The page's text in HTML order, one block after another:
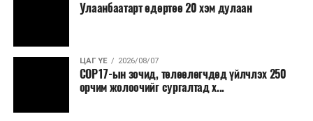
Улаанбаатарт өдөртөө 20 хэм дулаан
ЦАГ ҮЕ 2026/08/07
COP17-ын зочид, төлөөлөгчдөд үйлчлэх 250
орчим жолоочийг сургалтад х...